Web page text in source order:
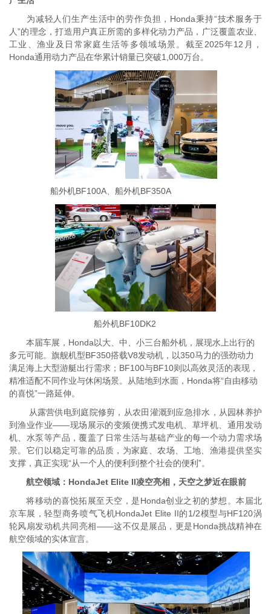
为减轻人们生产生活中的劳作负担，Honda秉持“技术服务于
人”的理念，打造用户真正所需的多样化动力产品，广泛覆盖农业、
工业、渔业及日常家庭生活等多领域场景。截至2025年12月，
Honda通用动力产品在华累计销量已突破1,000万台。
船外机BF100A、船外机BF350A
船外机BF10DK2
本届车展，Honda以大、中、小三台船外机，展现水上出行的
多元可能。旗舰机型BF350搭载V8发动机，以350马力的强劲动力
满足海上大型游艇出行需求； BF100与BF10则以高效灵活的表现，
精准适配不同作业与休闲场景。从陆地到水面，Honda将“自由移动
的喜悦”一路延伸。
从露营供电到庭院修剪，从农田灌溉到应急排水，从园林养护
到渔业作业——现场展示的变频便携式发电机、草坪机、通用发动
机、水泵等产品，覆盖了日常生活与基础产业的每一个动力需求场
景。它们以稳定可靠的品质，为家庭、农场、工地、渔港提供坚实
支撑，真正实现“从一个人的便利到整个社会的便利”。
航空领域：HondaJet Elite II凌空亮相，天空之梦近在眼前
将移动的喜悦拓展至天空，是Honda创业之初的梦想。本届北
京车展，轻型商务喷气飞机HondaJet Elite II的1/2模型与HF120涡
轮风扇发动机共同亮相——这不仅是展品，更是Honda挑战精神在
航空领域的实体宣言。